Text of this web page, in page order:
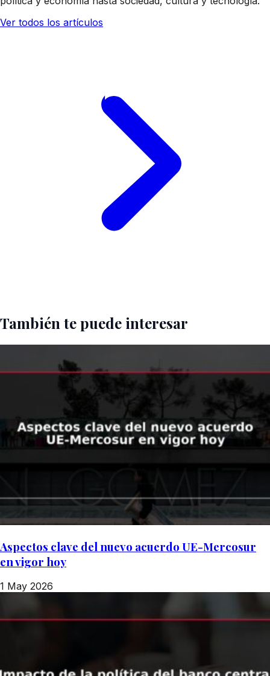
Ver todos los artículos
También te puede interesar
Aspectos clave del nuevo acuerdo UE-Mercosur
en vigor hoy
1 May 2026